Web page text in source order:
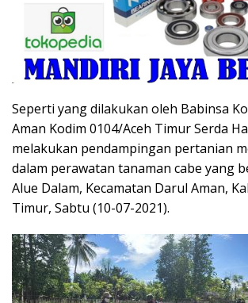
Seperti yang dilakukan oleh Babinsa
Aman Kodim 0104/Aceh Timur Serda
melakukan pendampingan pertanian
dalam perawatan tanaman cabe yang
Alue Dalam, Kecamatan Darul Aman,
Timur, Sabtu (10-07-2021).